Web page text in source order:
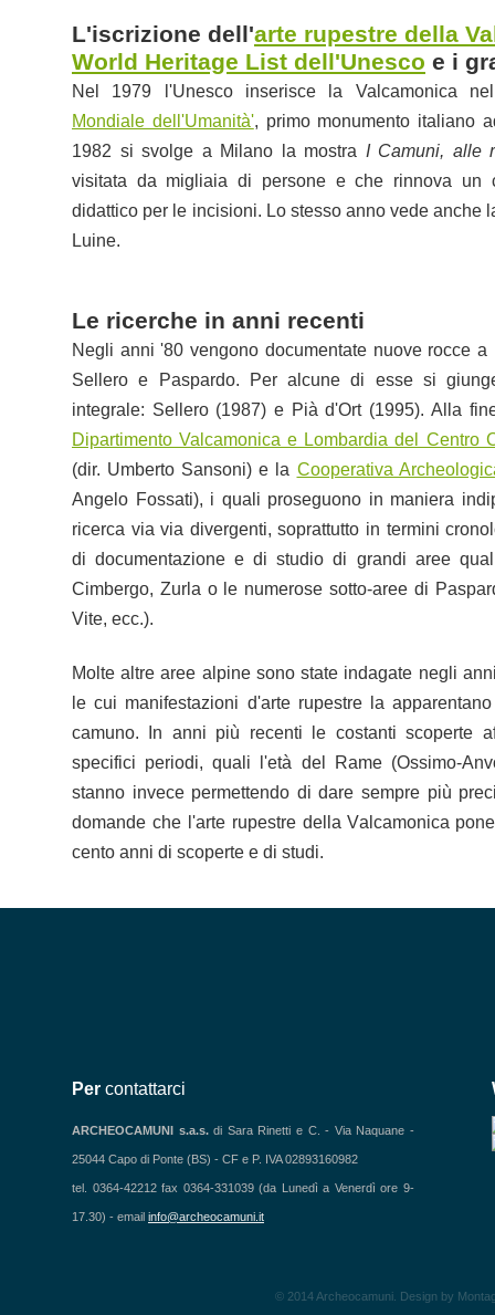
L'iscrizione dell'arte rupestre della
World Heritage List dell'Unesco e i
Nel 1979 l'Unesco inserisce la Valcamonica
Mondiale dell'Umanità', primo monumento italiano
1982 si svolge a Milano la mostra I Camuni, alle
visitata da migliaia di persone e che rinnova un
didattico per le incisioni. Lo stesso anno vede anche
Luine.
Le ricerche in anni recenti
Negli anni '80 vengono documentate nuove rocce
Sellero e Paspardo. Per alcune di esse si
integrale: Sellero (1987) e Pià d'Ort (1995). Alla
Dipartimento Valcamonica e Lombardia del Centro
(dir. Umberto Sansoni) e la Cooperativa
Angelo Fossati), i quali proseguono in maniera
ricerca via via divergenti, soprattutto in termini
di documentazione e di studio di grandi aree
Cimbergo, Zurla o le numerose sotto-aree di
Vite, ecc.).
Molte altre aree alpine sono state indagate negli
le cui manifestazioni d'arte rupestre la
camuno. In anni più recenti le costanti scoperte
specifici periodi, quali l'età del Rame (Ossimo-
stanno invece permettendo di dare sempre più
domande che l'arte rupestre della Valcamonica
cento anni di scoperte e di studi.
Per contattarci
ARCHEOCAMUNI s.a.s.di Sara Rinetti e C. - Via Naquane -
25044 Capo di Ponte (BS) - CF e P. IVA 02893160982
tel. 0364-42212 fax 0364-331039 (da Lunedì a Venerdì ore 9-
17.30) - email info@archeocamuni.it
© 2014 Archeocamuni. Design by